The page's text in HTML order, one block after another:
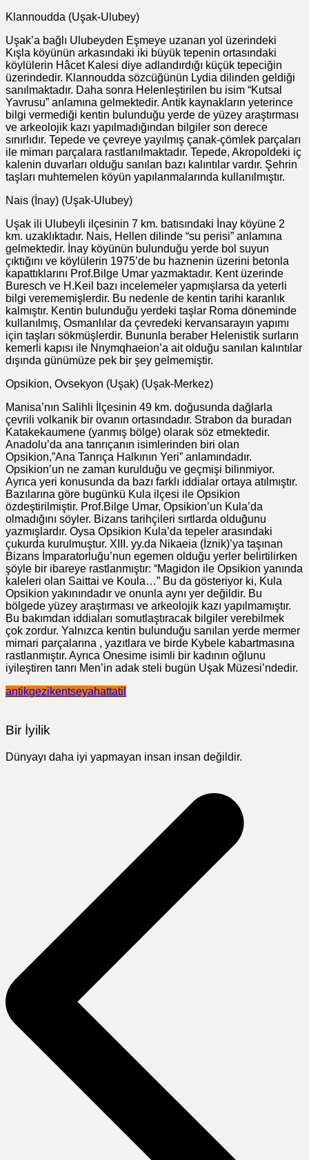
Klannoudda (Uşak-Ulubey)
Uşak’a bağlı Ulubeyden Eşmeye uzanan yol üzerindeki
Kışla köyünün arkasındaki iki büyük tepenin ortasındaki
köylülerin Hâcet Kalesi diye adlandırdığı küçük tepeciğin
üzerindedir. Klannoudda sözcüğünün Lydia dilinden geldiği
sanılmaktadır. Daha sonra Helenleştirilen bu isim “Kutsal
Yavrusu” anlamına gelmektedir. Antik kaynakların yeterince
bilgi vermediği kentin bulunduğu yerde de yüzey araştırması
ve arkeolojik kazı yapılmadığından bilgiler son derece
sınırlıdır. Tepede ve çevreye yayılmış çanak-çömlek parçaları
ile mimarı parçalara rastlanılmaktadır. Tepede, Akropoldeki iç
kalenin duvarları olduğu sanılan bazı kalıntılar vardır. Şehrin
taşları muhtemelen köyün yapılanmalarında kullanılmıştır.
Nais (İnay) (Uşak-Ulubey)
Uşak ili Ulubeyli ilçesinin 7 km. batısındaki İnay köyüne 2
km. uzaklıktadır. Nais, Hellen dilinde “su perisi” anlamına
gelmektedir. İnay köyünün bulunduğu yerde bol suyun
çıktığını ve köylülerin 1975’de bu haznenin üzerini betonla
kapattıklarını Prof.Bilge Umar yazmaktadır. Kent üzerinde
Buresch ve H.Keil bazı incelemeler yapmışlarsa da yeterli
bilgi verememişlerdir. Bu nedenle de kentin tarihi karanlık
kalmıştır. Kentin bulunduğu yerdeki taşlar Roma döneminde
kullanılmış, Osmanlılar da çevredeki kervansarayın yapımı
için taşları sökmüşlerdir. Bununla beraber Helenistik surların
kemerli kapısı ile Nnymqhaeion’a ait olduğu sanılan kalıntılar
dışında günümüze pek bir şey gelmemiştir.
Opsikion, Ovsekyon (Uşak) (Uşak-Merkez)
Manisa’nın Salihli İlçesinin 49 km. doğusunda dağlarla
çevrili volkanik bir ovanın ortasındadır. Strabon da buradan
Katakekaumene (yanmış bölge) olarak söz etmektedir.
Anadolu’da ana tanrıçanın isimlerinden biri olan
Opsikion,”Ana Tanrıça Halkının Yeri” anlamındadır.
Opsikion’un ne zaman kurulduğu ve geçmişi bilinmiyor.
Ayrıca yeri konusunda da bazı farklı iddialar ortaya atılmıştır.
Bazılarına göre bugünkü Kula ilçesi ile Opsikion
özdeştirilmiştir. Prof.Bilge Umar, Opsikion’un Kula’da
olmadığını söyler. Bizans tarihçileri sırtlarda olduğunu
yazmışlardır. Oysa Opsikion Kula’da tepeler arasındaki
çukurda kurulmuştur. XIII. yy.da Nikaeia (İznik)’ya taşınan
Bizans İmparatorluğu’nun egemen olduğu yerler belirtilirken
şöyle bir ibareye rastlanmıştır: “Magidon ile Opsikion yanında
kaleleri olan Saittai ve Koula…” Bu da gösteriyor ki, Kula
Opsikion yakınındadır ve onunla aynı yer değildir. Bu
bölgede yüzey araştırması ve arkeolojik kazı yapılmamıştır.
Bu bakımdan iddiaları somutlaştıracak bilgiler verebilmek
çok zordur. Yalnızca kentin bulunduğu sanılan yerde mermer
mimari parçalarına , yazıtlara ve birde Kybele kabartmasına
rastlanmıştır. Ayrıca Onesime isimli bir kadının oğlunu
iyileştiren tanrı Men’in adak steli bugün Uşak Müzesi’ndedir.
antikgezikentseyahattatil
Bir İyilik
Dünyayı daha iyi yapmayan insan insan değildir.